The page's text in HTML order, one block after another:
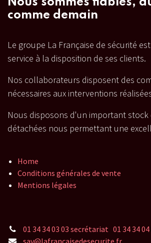
comme demain
Le groupe La Française de sécurité
service à la disposition de ses clients.
Nos collaborateurs disposent des
nécessaires aux interventions
Nous disposons d'un important stock
détachées nous permettant une
Home
Conditions générales de vente
Mentions légales
01 34 34 03 03 secrétariat 01 34 34